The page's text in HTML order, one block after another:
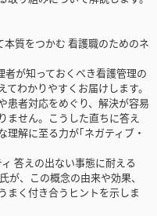
質をつかむ 看護職のためのネ
者が知っておくべき看護管理の
わかりやすくお届けします。
患者対応をめぐり、解決が容易
ません。こうした直ちに答え
解に至る力が｢ネガティブ・
答えの出ない事態に耐える
が、この概念の由来や効果、
まく付き合うヒントを示しま